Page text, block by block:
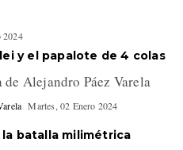
2024
y el papalote de 4 colas
de Alejandro Páez Varela
Martes, 02 Enero 2024
batalla milimétrica